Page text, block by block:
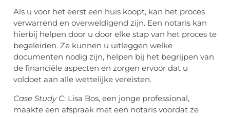
Als u voor het eerst een huis koopt, kan het proces
verwarrend en overweldigend zijn. Een notaris kan
hierbij helpen door u door elke stap van het proces te
begeleiden. Ze kunnen u uitleggen welke
documenten nodig zijn, helpen bij het begrijpen van
de financiële aspecten en zorgen ervoor dat u
voldoet aan alle wettelijke vereisten.
Case Study C: Lisa Bos, een jonge professional,
maakte een afspraak met een notaris voordat ze